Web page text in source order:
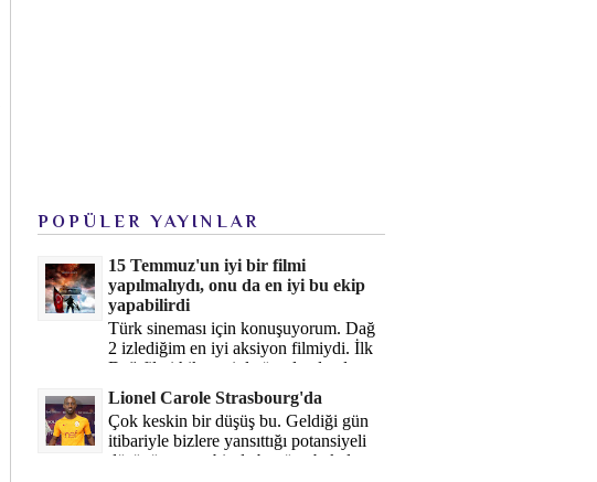
POPÜLER YAYINLAR
15 Temmuz'un iyi bir filmi
yapılmalıydı, onu da en iyi bu ekip
yapabilirdi
Türk sineması için konuşuyorum. Dağ
2 izlediğim en iyi aksiyon filmiydi. İlk
Dağ filmi hikayesiyle ön plandaydı,
Dağ 2 ise belki o hika...
Lionel Carole Strasbourg'da
Çok keskin bir düşüş bu. Geldiği gün
itibariyle bizlere yansıttığı potansiyeli
düşünüyorum, bir de bugüne bakalım.